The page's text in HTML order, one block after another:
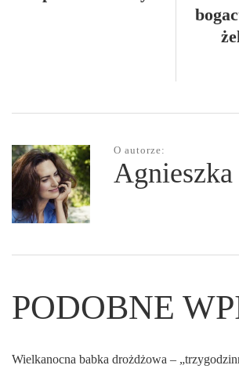
O autorze:
Agnieszka
PODOBNE
Wielkanocna babka drożdżowa –